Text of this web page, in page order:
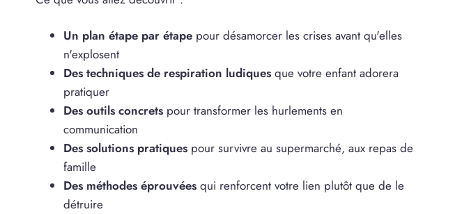
Un plan étape par étape pour désamorcer les crises avant qu'elles
n'explosent
Des techniques de respiration ludiques que votre enfant adorera
pratiquer
Des outils concrets pour transformer les hurlements en
communication
Des solutions pratiques pour survivre au supermarché, aux repas de
famille
Des méthodes éprouvées qui renforcent votre lien plutôt que de le
détruire